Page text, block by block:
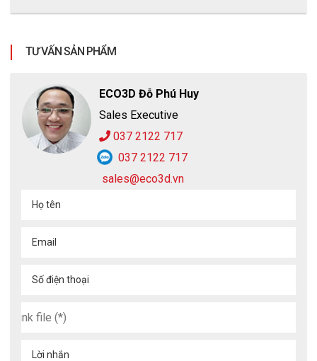
TƯ VẤN SẢN PHẨM
ECO3D Đỗ Phú Huy
Sales Executive
037 2122 717
037 2122 717
sales@eco3d.vn
Họ tên
Email
Số điện thoại
Lời nhắn